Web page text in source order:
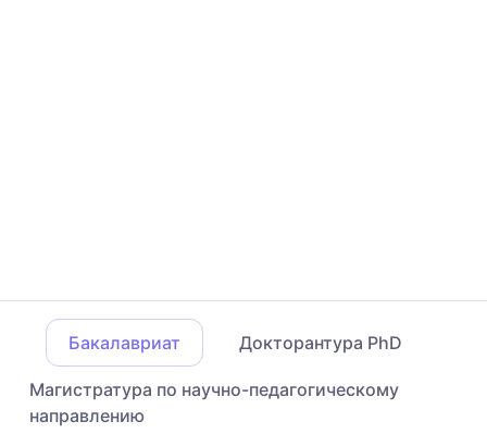
Бакалавриат Докторантура PhD
Магистратура по научно-педагогическому
направлению